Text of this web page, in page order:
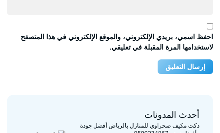
احفظ اسمي، بريدي الإلكتروني، والموقع الإلكتروني في هذا المتصفح
لاستخدامها المرة المقبلة في تعليقي.
أحدث المدونات
دكت مكيف صحراوي للمنازل بالرياض أفضل جودة